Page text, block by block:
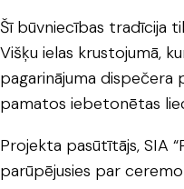
Šī būvniecības tradīcija
Višķu ielas krustojumā,
pagarinājuma dispečera
pamatos iebetonētas
Projekta pasūtītājs, SIA
parūpējusies par